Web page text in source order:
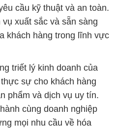
cầu kỹ thuật và an toàn.
xuất sắc và sẵn sàng
khách hàng trong lĩnh vực
triết lý kinh doanh của
sự cho khách hàng
phẩm và dịch vụ uy tín.
cùng doanh nghiệp
mọi nhu cầu về hóa